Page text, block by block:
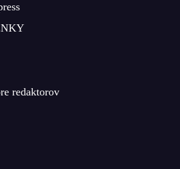
redaktorov